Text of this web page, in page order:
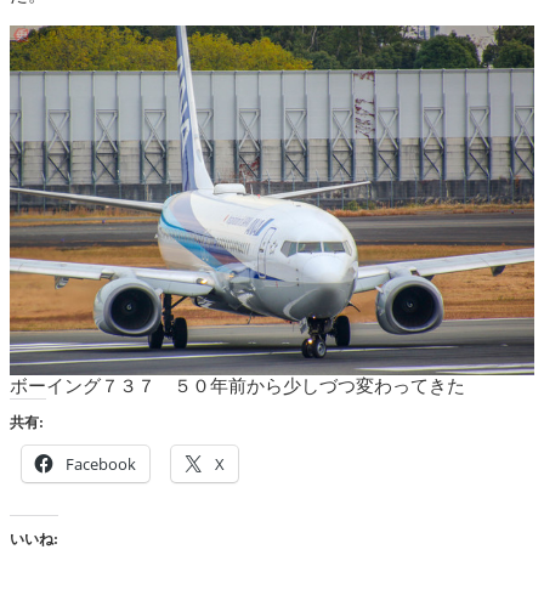
ボーイング７３７ ５０年前から少しづつ変わってきた
共有:
Facebook X
いいね: